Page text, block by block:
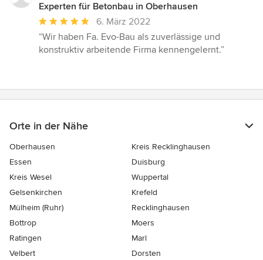
Experten für Betonbau in Oberhausen
Durchschnittliche
Bewertung:
5
6. März 2022
“Wir haben Fa. Evo-Bau als zuverlässige und
konstruktiv arbeitende Firma kennengelernt.”
Orte in der Nähe
Oberhausen
Kreis Recklinghausen
Essen
Duisburg
Kreis Wesel
Wuppertal
Gelsenkirchen
Krefeld
Mülheim (Ruhr)
Recklinghausen
Bottrop
Moers
Ratingen
Marl
Velbert
Dorsten